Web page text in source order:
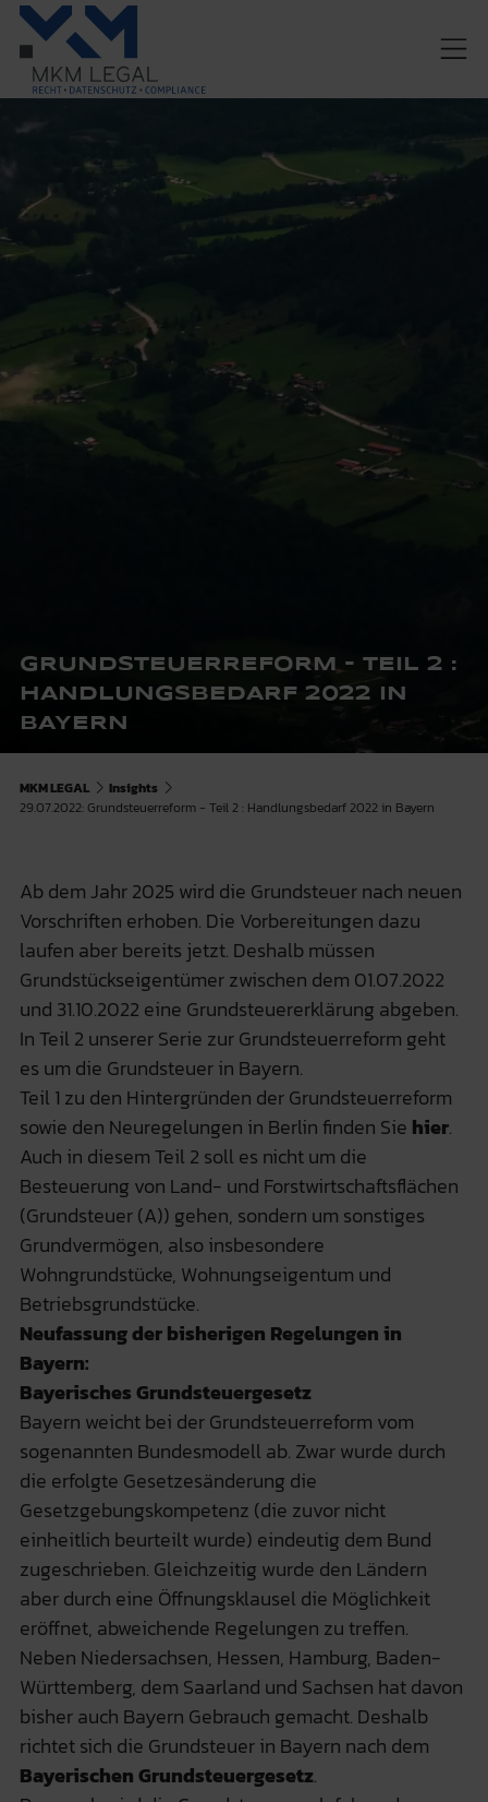
GRUNDSTEUERREFORM - TEIL 2 :
HANDLUNGSBEDARF 2022 IN
BAYERN
MKM LEGAL
Insights
29.07.2022: Grundsteuerreform - Teil 2 : Handlungsbedarf 2022 in Bayern
Ab dem Jahr 2025 wird die Grundsteuer nach neuen
Vorschriften erhoben. Die Vorbereitungen dazu
laufen aber bereits jetzt. Deshalb müssen
Grundstückseigentümer zwischen dem 01.07.2022
und 31.10.2022 eine Grundsteuererklärung abgeben.
In Teil 2 unserer Serie zur Grundsteuerreform geht
es um die Grundsteuer in Bayern.
Teil 1 zu den Hintergründen der Grundsteuerreform
sowie den Neuregelungen in Berlin finden Sie hier.
Auch in diesem Teil 2 soll es nicht um die
Besteuerung von Land- und Forstwirtschaftsflächen
(Grundsteuer (A)) gehen, sondern um sonstiges
Grundvermögen, also insbesondere
Wohngrundstücke, Wohnungseigentum und
Betriebsgrundstücke.
Neufassung der bisherigen Regelungen in
Bayern:
Bayerisches Grundsteuergesetz
Bayern weicht bei der Grundsteuerreform vom
sogenannten Bundesmodell ab. Zwar wurde durch
die erfolgte Gesetzesänderung die
Gesetzgebungskompetenz (die zuvor nicht
einheitlich beurteilt wurde) eindeutig dem Bund
zugeschrieben. Gleichzeitig wurde den Ländern
aber durch eine Öffnungsklausel die Möglichkeit
eröffnet, abweichende Regelungen zu treffen.
Neben Niedersachsen, Hessen, Hamburg, Baden-
Württemberg, dem Saarland und Sachsen hat davon
bisher auch Bayern Gebrauch gemacht. Deshalb
richtet sich die Grundsteuer in Bayern nach dem
Bayerischen Grundsteuergesetz.